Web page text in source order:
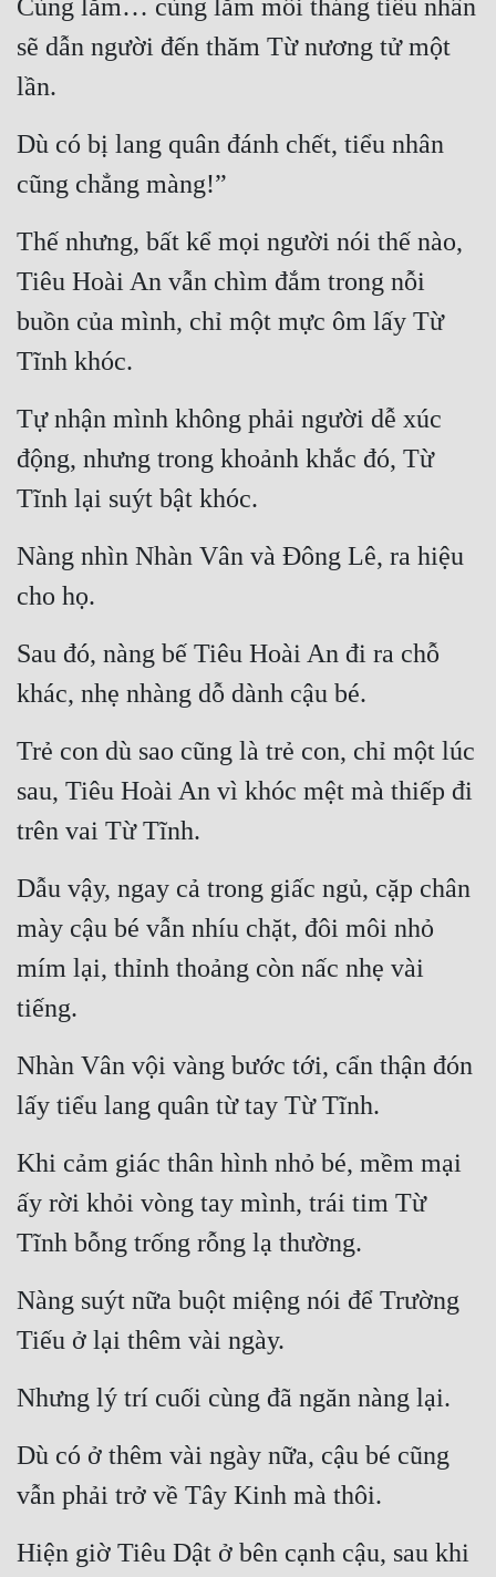
Đô Thị
Đông Phương
Đồng Nhân
Cẩu Đạo Trường Sinh
Ngự Thú
Truyện Nam
Truyện Nữ
Vô Địch Lưu
Xây Dựng Thế Lực
Đam Mỹ
Đẹp Hiệp
Tính Cách Nhân Vật :
Cơ Trí
Điềm Đạm
Cùng lắm… cùng lắm mỗi tháng tiểu nhân
sẽ dẫn người đến thăm Từ nương tử một
lần.
Dù có bị lang quân đánh chết, tiểu nhân
cũng chẳng màng!”
Thế nhưng, bất kể mọi người nói thế nào,
Tiêu Hoài An vẫn chìm đắm trong nỗi
buồn của mình, chỉ một mực ôm lấy Từ
Tĩnh khóc.
Tự nhận mình không phải người dễ xúc
động, nhưng trong khoảnh khắc đó, Từ
Tĩnh lại suýt bật khóc.
Nàng nhìn Nhàn Vân và Đông Lê, ra hiệu
cho họ.
Sau đó, nàng bế Tiêu Hoài An đi ra chỗ
khác, nhẹ nhàng dỗ dành cậu bé.
Trẻ con dù sao cũng là trẻ con, chỉ một lúc
sau, Tiêu Hoài An vì khóc mệt mà thiếp đi
trên vai Từ Tĩnh.
Dẫu vậy, ngay cả trong giấc ngủ, cặp chân
mày cậu bé vẫn nhíu chặt, đôi môi nhỏ
mím lại, thỉnh thoảng còn nấc nhẹ vài
tiếng.
Nhàn Vân vội vàng bước tới, cẩn thận đón
lấy tiểu lang quân từ tay Từ Tĩnh.
Khi cảm giác thân hình nhỏ bé, mềm mại
ấy rời khỏi vòng tay mình, trái tim Từ
Tĩnh bỗng trống rỗng lạ thường.
Nàng suýt nữa buột miệng nói để Trường
Tiếu ở lại thêm vài ngày.
Nhưng lý trí cuối cùng đã ngăn nàng lại.
Dù có ở thêm vài ngày nữa, cậu bé cũng
vẫn phải trở về Tây Kinh mà thôi.
Hiện giờ Tiêu Dật ở bên cạnh cậu, sau khi